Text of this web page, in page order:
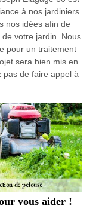
à nos jardiniers
nos idées afin de
votre jardin. Nous
pour un traitement
sera bien mis en
pas de faire appel à
vous aider !